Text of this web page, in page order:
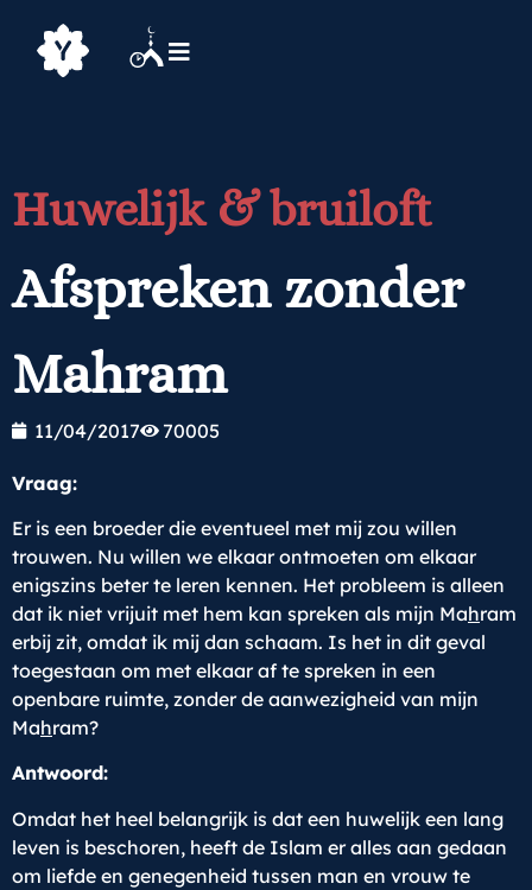
Huwelijk & bruiloft
Afspreken zonder
Mahram
11/04/2017 70005
Vraag:
Er is een broeder die eventueel met mij zou willen
trouwen. Nu willen we elkaar ontmoeten om elkaar
enigszins beter te leren kennen. Het probleem is alleen
dat ik niet vrijuit met hem kan spreken als mijn Mahram
erbij zit, omdat ik mij dan schaam. Is het in dit geval
toegestaan om met elkaar af te spreken in een
openbare ruimte, zonder de aanwezigheid van mijn
Mahram?
Antwoord:
Omdat het heel belangrijk is dat een huwelijk een lang
leven is beschoren, heeft de Islam er alles aan gedaan
om liefde en genegenheid tussen man en vrouw te